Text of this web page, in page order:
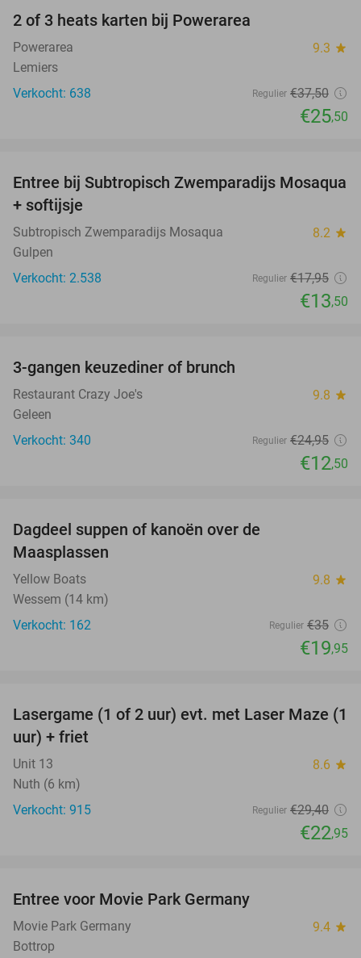
2 of 3 heats karten bij Powerarea
Powerarea 9.3 star
Lemiers
Verkocht: 638
Regulier €37,50
€25,50
25%
Entree bij Subtropisch Zwemparadijs Mosaqua
+ softijsje
Subtropisch Zwemparadijs Mosaqua 8.2 star
Gulpen
Verkocht: 2.538
Regulier €17,95
€13,50
3-gangen keuzediner of brunch
Restaurant Crazy Joe's 9.8 star
Geleen
Verkocht: 340
Regulier €24,95
€12,50
Dagdeel suppen of kanoën over de
Maasplassen
Yellow Boats 9.8 star
Wessem (14 km)
Verkocht: 162
Regulier €35
€19,95
22%
Lasergame (1 of 2 uur) evt. met Laser Maze (1
uur) + friet
Unit 13 8.6 star
Nuth (6 km)
Verkocht: 915
Regulier €29,40
€22,95
Entree voor Movie Park Germany
Movie Park Germany 9.4 star
Bottrop